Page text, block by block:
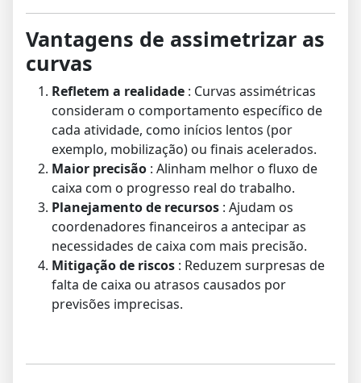
Vantagens de assimetrizar as
curvas
Refletem a realidade : Curvas assimétricas
consideram o comportamento específico de
cada atividade, como inícios lentos (por
exemplo, mobilização) ou finais acelerados.
Maior precisão : Alinham melhor o fluxo de
caixa com o progresso real do trabalho.
Planejamento de recursos : Ajudam os
coordenadores financeiros a antecipar as
necessidades de caixa com mais precisão.
Mitigação de riscos : Reduzem surpresas de
falta de caixa ou atrasos causados por
previsões imprecisas.